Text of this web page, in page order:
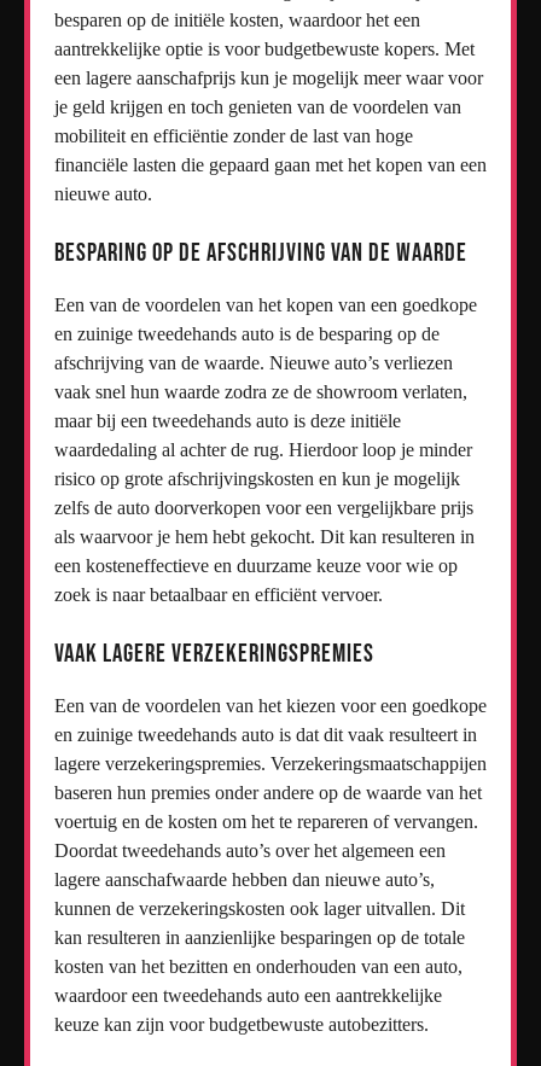
besparen op de initiële kosten, waardoor het een
aantrekkelijke optie is voor budgetbewuste kopers. Met
een lagere aanschafprijs kun je mogelijk meer waar voor
je geld krijgen en toch genieten van de voordelen van
mobiliteit en efficiëntie zonder de last van hoge
financiële lasten die gepaard gaan met het kopen van een
nieuwe auto.
Besparing op de afschrijving van de waarde
Een van de voordelen van het kopen van een goedkope
en zuinige tweedehands auto is de besparing op de
afschrijving van de waarde. Nieuwe auto’s verliezen
vaak snel hun waarde zodra ze de showroom verlaten,
maar bij een tweedehands auto is deze initiële
waardedaling al achter de rug. Hierdoor loop je minder
risico op grote afschrijvingskosten en kun je mogelijk
zelfs de auto doorverkopen voor een vergelijkbare prijs
als waarvoor je hem hebt gekocht. Dit kan resulteren in
een kosteneffectieve en duurzame keuze voor wie op
zoek is naar betaalbaar en efficiënt vervoer.
Vaak lagere verzekeringspremies
Een van de voordelen van het kiezen voor een goedkope
en zuinige tweedehands auto is dat dit vaak resulteert in
lagere verzekeringspremies. Verzekeringsmaatschappijen
baseren hun premies onder andere op de waarde van het
voertuig en de kosten om het te repareren of vervangen.
Doordat tweedehands auto’s over het algemeen een
lagere aanschafwaarde hebben dan nieuwe auto’s,
kunnen de verzekeringskosten ook lager uitvallen. Dit
kan resulteren in aanzienlijke besparingen op de totale
kosten van het bezitten en onderhouden van een auto,
waardoor een tweedehands auto een aantrekkelijke
keuze kan zijn voor budgetbewuste autobezitters.